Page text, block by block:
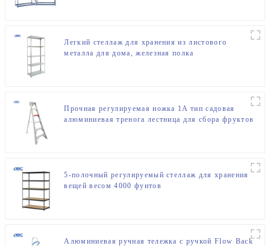
Легкий стеллаж для хранения из листового
металла для дома, железная полка
Прочная регулируемая ножка 1A тип садовая
алюминиевая тренога лестница для сбора фруктов
5-полочный регулируемый стеллаж для хранения
вещей весом 4000 фунтов
Алюминиевая ручная тележка с ручкой Flow Back